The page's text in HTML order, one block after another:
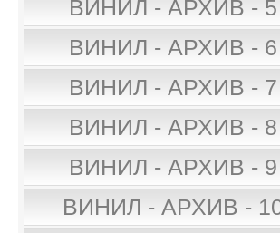
ВИНИЛ - АРХИВ - 5
ВИНИЛ - АРХИВ - 6
ВИНИЛ - АРХИВ - 7
ВИНИЛ - АРХИВ - 8
ВИНИЛ - АРХИВ - 9
ВИНИЛ - АРХИВ -